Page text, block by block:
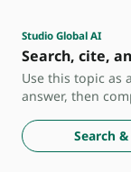
Studio Global AI
Search, cite,
Use this topic as
answer, then
Search